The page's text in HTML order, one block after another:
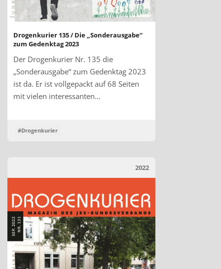
Drogenkurier 135 / Die „Sonderausgabe“
zum Gedenktag 2023
Der Drogenkurier Nr. 135 die
„Sonderausgabe“ zum Gedenktag 2023
ist da. Er ist vollgepackt auf 68 Seiten
mit vielen interessanten…
#Drogenkurier
2022